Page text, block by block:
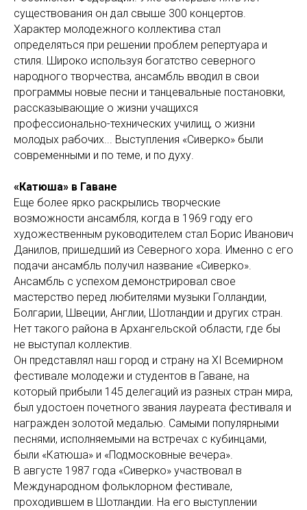
существования он дал свыше 300 концертов.
Характер молодежного коллектива стал
определяться при решении проблем репертуара и
стиля. Широко используя богатство северного
народного творчества, ансамбль вводил в свои
программы новые песни и танцевальные постановки,
рассказывающие о жизни учащихся
профессионально-технических училищ, о жизни
молодых рабочих... Выступления «Сиверко» были
современными и по теме, и по духу.
«Катюша» в Гаване
Еще более ярко раскрылись творческие
возможности ансамбля, когда в 1969 году его
художественным руководителем стал Борис Иванович
Данилов, пришедший из Северного хора. Именно с его
подачи ансамбль получил название «Сиверко».
Ансамбль с успехом демонстрировал свое
мастерство перед любителями музыки Голландии,
Болгарии, Швеции, Англии, Шотландии и других стран.
Нет такого района в Архангельской области, где бы
не выступал коллектив.
Он представлял наш город и страну на XI Всемирном
фестивале молодежи и студентов в Гаване, на
который прибыли 145 делегаций из разных стран мира,
был удостоен почетного звания лауреата фестиваля и
награжден золотой медалью. Самыми популярными
песнями, исполняемыми на встречах с кубинцами,
были «Катюша» и «Подмосковные вечера».
В августе 1987 года «Сиверко» участвовал в
Международном фольклорном фестивале,
проходившем в Шотландии. На его выступлении